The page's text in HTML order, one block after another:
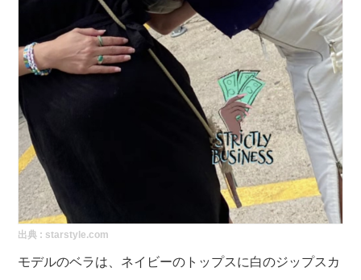
出典 : starstyle.com
モデルのベラは、ネイビーのトップスに白のジップスカ